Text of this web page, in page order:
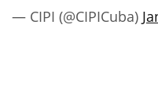
— CIPI (@CIPICuba)